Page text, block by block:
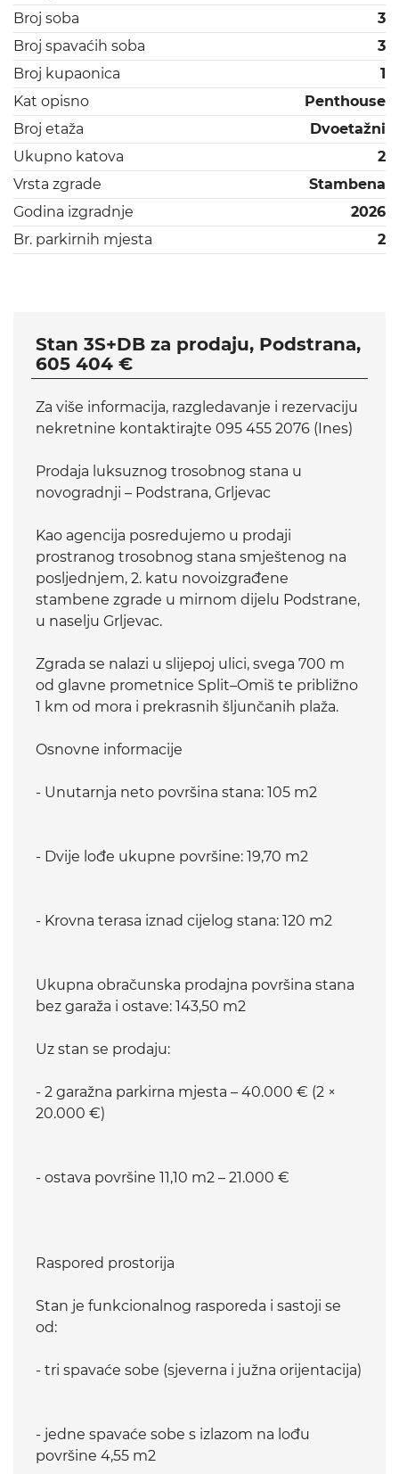
Broj soba
3
Broj spavaćih soba
3
Broj kupaonica
1
Kat opisno
Penthouse
Broj etaža
Dvoetažni
Ukupno katova
2
Vrsta zgrade
Stambena
Godina izgradnje
2026
Br. parkirnih mjesta
2
Stan 3S+DB za prodaju, Podstrana,
605 404 €
Za više informacija, razgledavanje i rezervaciju
nekretnine kontaktirajte 095 455 2076 (Ines)
Prodaja luksuznog trosobnog stana u
novogradnji – Podstrana, Grljevac
Kao agencija posredujemo u prodaji
prostranog trosobnog stana smještenog na
posljednjem, 2. katu novoizgrađene
stambene zgrade u mirnom dijelu Podstrane,
u naselju Grljevac.
Zgrada se nalazi u slijepoj ulici, svega 700 m
od glavne prometnice Split–Omiš te približno
1 km od mora i prekrasnih šljunčanih plaža.
Osnovne informacije
- Unutarnja neto površina stana: 105 m2
- Dvije lođe ukupne površine: 19,70 m2
- Krovna terasa iznad cijelog stana: 120 m2
Ukupna obračunska prodajna površina stana
bez garaža i ostave: 143,50 m2
Uz stan se prodaju:
- 2 garažna parkirna mjesta – 40.000 € (2 ×
20.000 €)
- ostava površine 11,10 m2 – 21.000 €
Raspored prostorija
Stan je funkcionalnog rasporeda i sastoji se
od:
- tri spavaće sobe (sjeverna i južna orijentacija)
- jedne spavaće sobe s izlazom na lođu
površine 4,55 m2